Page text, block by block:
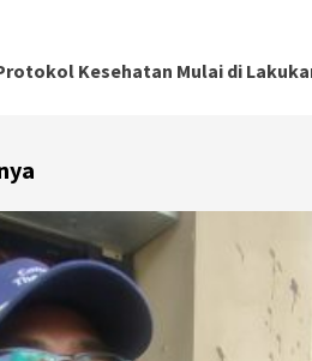
Kesehatan Mulai di